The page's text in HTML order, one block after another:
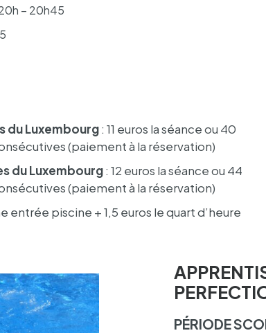
– 20h45
du Luxem­bourg: 11 euros la séance ou 40
(paie­ment à la réser­va­tion)
du Luxem­bourg: 12 euros la séance ou 44
(paie­ment à la réser­va­tion)
entrée piscine + 1,5 euros le quart d’heure
PÉRIODE